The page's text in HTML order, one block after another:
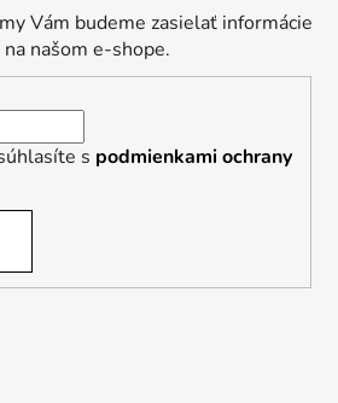
Vám budeme zasielať informácie
našom e-shope.
s podmienkami ochrany